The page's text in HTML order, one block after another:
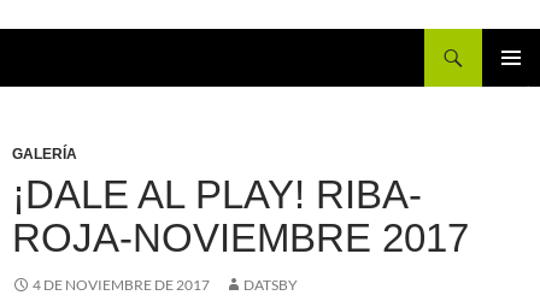
GALERÍA
¡DALE AL PLAY! RIBA-
ROJA-NOVIEMBRE 2017
4 DE NOVIEMBRE DE 2017 DATSBY